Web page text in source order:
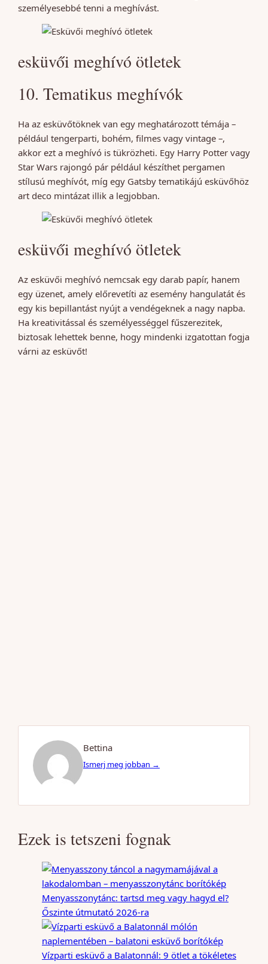
személyesebbé tenni a meghívást.
esküvői meghívó ötletek
10. Tematikus meghívók
Ha az esküvőtöknek van egy meghatározott témája –
például tengerparti, bohém, filmes vagy vintage –,
akkor ezt a meghívó is tükrözheti. Egy Harry Potter vagy
Star Wars rajongó pár például készíthet pergamen
stílusú meghívót, míg egy Gatsby tematikájú esküvőhöz
art deco mintázat illik a legjobban.
esküvői meghívó ötletek
Az esküvői meghívó nemcsak egy darab papír, hanem
egy üzenet, amely előrevetíti az esemény hangulatát és
egy kis bepillantást nyújt a vendégeknek a nagy napba.
Ha kreativitással és személyességgel fűszerezitek,
biztosak lehettek benne, hogy mindenki izgatottan fogja
várni az esküvőt!
Bettina
Ismerj meg jobban →
Ezek is tetszeni fognak
Menyasszonytánc: tartsd meg vagy hagyd el?
Őszinte útmutató 2026-ra
Vízparti esküvő a Balatonnál: 9 ötlet a tökéletes